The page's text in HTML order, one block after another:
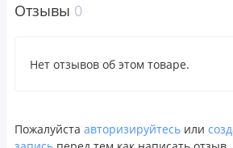
Характеристики 100% сыворотки:
100% растворимый сывороточный
Быстро впитывается до и после
Отзывы 0
Нет отзывов об этом товаре.
Пожалуйста авторизируйтесь или